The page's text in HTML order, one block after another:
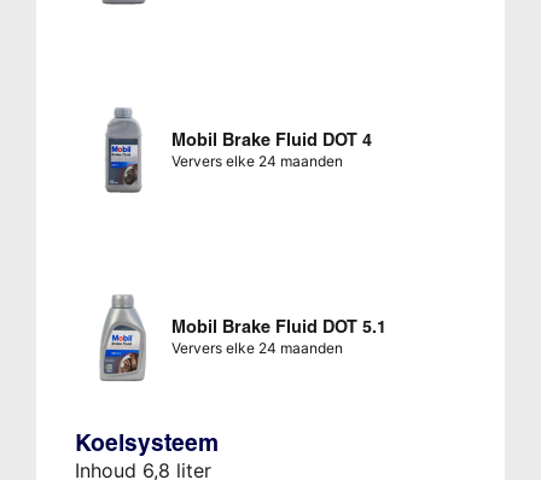
Mobil Brake Fluid DOT 4
Ververs elke 24 maanden
Mobil Brake Fluid DOT 5.1
Ververs elke 24 maanden
Koelsysteem
Inhoud 6,8 liter